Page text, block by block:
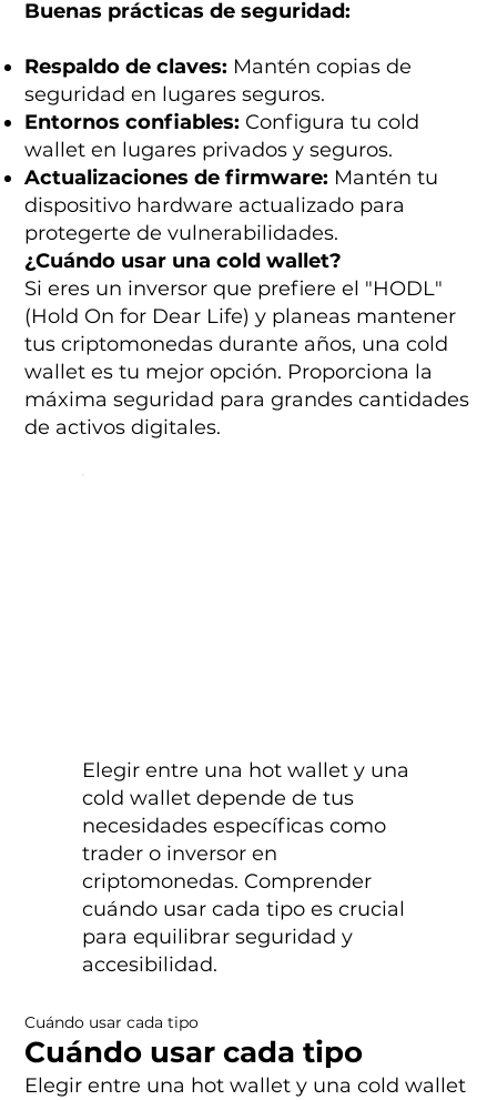
Cuándo usar cada tipo
Cuándo usar cada tipo
Elegir entre una hot wallet y una cold wallet
Elegir entre una hot wallet y una
cold wallet depende de tus
necesidades específicas como
trader o inversor en
criptomonedas. Comprender
cuándo usar cada tipo es crucial
para equilibrar seguridad y
accesibilidad.
Buenas prácticas de seguridad:
Respaldo de claves: Mantén copias de
seguridad en lugares seguros.
Entornos confiables: Configura tu cold
wallet en lugares privados y seguros.
Actualizaciones de firmware: Mantén tu
dispositivo hardware actualizado para
protegerte de vulnerabilidades.
¿Cuándo usar una cold wallet?
Si eres un inversor que prefiere el "HODL"
(Hold On for Dear Life) y planeas mantener
tus criptomonedas durante años, una cold
wallet es tu mejor opción. Proporciona la
máxima seguridad para grandes cantidades
de activos digitales.